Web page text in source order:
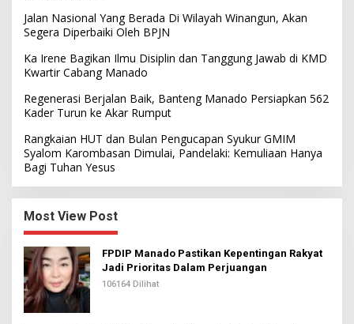
Jalan Nasional Yang Berada Di Wilayah Winangun, Akan
Segera Diperbaiki Oleh BPJN
Ka Irene Bagikan Ilmu Disiplin dan Tanggung Jawab di KMD
Kwartir Cabang Manado
Regenerasi Berjalan Baik, Banteng Manado Persiapkan 562
Kader Turun ke Akar Rumput
Rangkaian HUT dan Bulan Pengucapan Syukur GMIM
Syalom Karombasan Dimulai, Pandelaki: Kemuliaan Hanya
Bagi Tuhan Yesus
Most View Post
FPDIP Manado Pastikan Kepentingan Rakyat
Jadi Prioritas Dalam Perjuangan
106164 Dilihat